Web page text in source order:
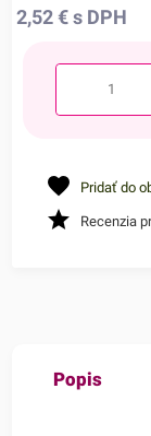
2,52€ s DPH
Pridať do
Recenzia
Popis